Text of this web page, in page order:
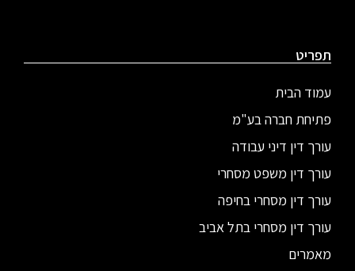
תפריט
עמוד הבית
פתיחת חברה בע"מ
עורך דין דיני עבודה
עורך דין משפט מסחרי
עורך דין מסחרי בחיפה
עורך דין מסחרי בתל אביב
מאמרים